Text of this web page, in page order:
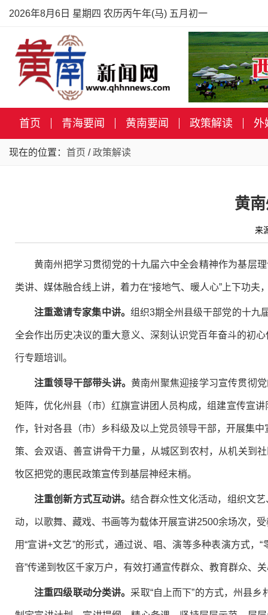
2026年8月6日 星期四 农历丙午年(马) 五月初一
首页 青海要闻 黄南要闻 政策解读 外
现在的位置： 首页 /政策解读
黄
来
黄南州把学习贯彻党的十九届六中全会精神作为基层
类讲、媒体融合线上讲，着力在“接地气、暖人心”上下功夫
注重邀请专家集中讲。 组织3期全州县级干部党的十九
全会作出历史决议的重大意义、深刻认识党百年奋斗的初
行专题培训。
注重领导干部带头讲。黄南州聚焦迎接学习宣传贯彻
矩阵，优化州县（市）红旗宣讲团人员构成，组建宣传宣
作，针对各县（市）乡科级及以上党员领导干部，开展集
策、会双语、善宣讲骨干力量，从城区到农村，从机关到
牧区把党的惠民政策宣传到基层神经末梢。
注重创新方式互动讲。结合群众性文化活动，组织文
动，以歌舞、藏戏、书画等为载体开展宣讲2500余场次，
用“宣讲+文艺”的形式，通过说、唱、演等多种表演方式，
音”传递到牧区千家万户，有效打通宣传群众、教育群众、
注重四级联动分类讲。 采取“自上而下”的方式，州县